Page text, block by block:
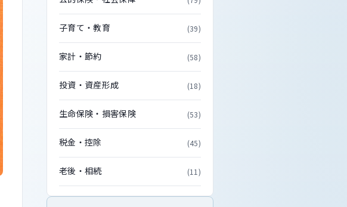
子育て・教育 (39)
家計・節約 (58)
投資・資産形成 (18)
生命保険・損害保険 (53)
税金・控除 (45)
老後・相続 (11)